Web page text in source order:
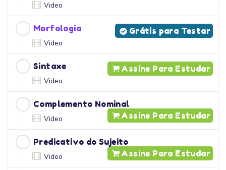
Video
Morfologia Grátis para Testar
Video
Sintaxe Assine Para Estudar
Video
Complemento Nominal
Assine Para Estudar
Video
Predicativo do Sujeito
Assine Para Estudar
Video